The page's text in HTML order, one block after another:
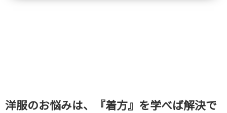
洋服のお悩みは、『着方』を学べば解決で